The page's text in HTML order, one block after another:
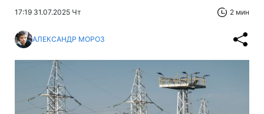
17:19 31.07.2025 Чт 2 мин
АЛЕКСАНДР МОРОЗ